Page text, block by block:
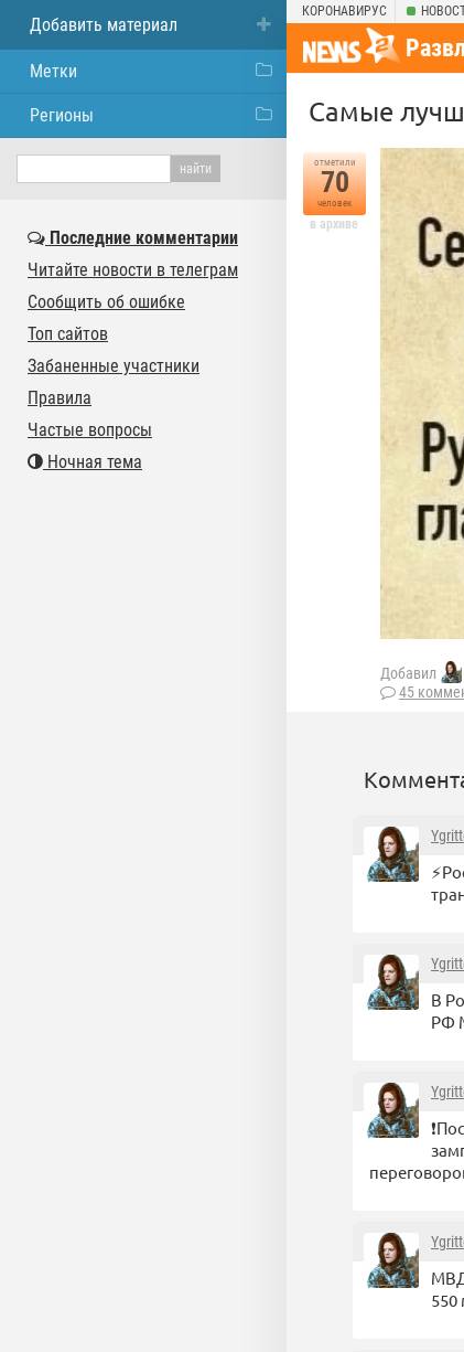
КОРОНАВИРУС
Самые
отметили
70
человек
в архиве
Добавил
45
В
РФ
МВД
550
Добавить материал
Метки
Регионы
Последние комментарии
Читайте новости в телеграм
Сообщить об ошибке
Топ сайтов
Забаненные участники
Правила
Частые вопросы
Ночная тема